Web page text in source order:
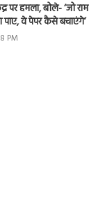
हमला, बोले- ‘जो राम
पाए, वे पेपर कैसे बचाएंगे’
PM